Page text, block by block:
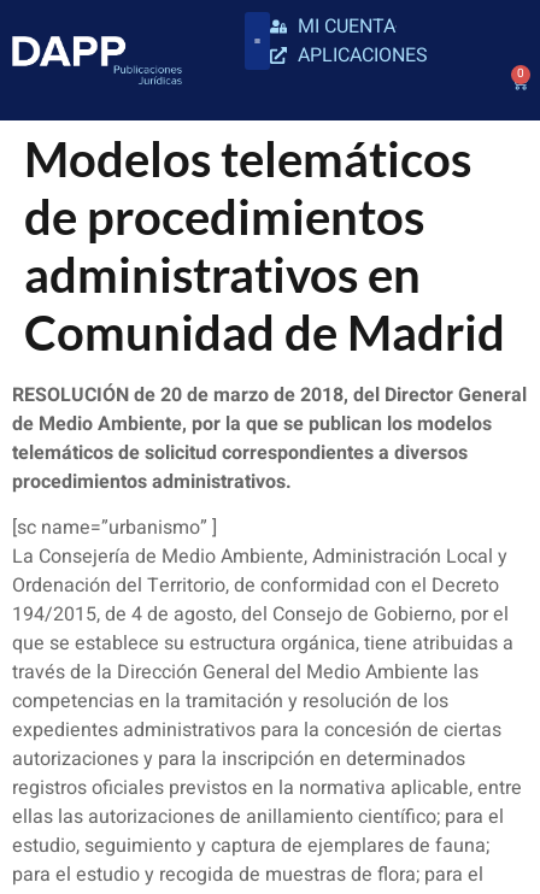
MI CUENTA
APLICACIONES
0
Modelos telemáticos
de procedimientos
administrativos en
Comunidad de Madrid
RESOLUCIÓN de 20 de marzo de 2018, del Director General
de Medio Ambiente, por la que se publican los modelos
telemáticos de solicitud correspondientes a diversos
procedimientos administrativos.
[sc name=”urbanismo” ]
La Consejería de Medio Ambiente, Administración Local y
Ordenación del Territorio, de conformidad con el Decreto
194/2015, de 4 de agosto, del Consejo de Gobierno, por el
que se establece su estructura orgánica, tiene atribuidas a
través de la Dirección General del Medio Ambiente las
competencias en la tramitación y resolución de los
expedientes administrativos para la concesión de ciertas
autorizaciones y para la inscripción en determinados
registros oficiales previstos en la normativa aplicable, entre
ellas las autorizaciones de anillamiento científico; para el
estudio, seguimiento y captura de ejemplares de fauna;
para el estudio y recogida de muestras de flora; para el